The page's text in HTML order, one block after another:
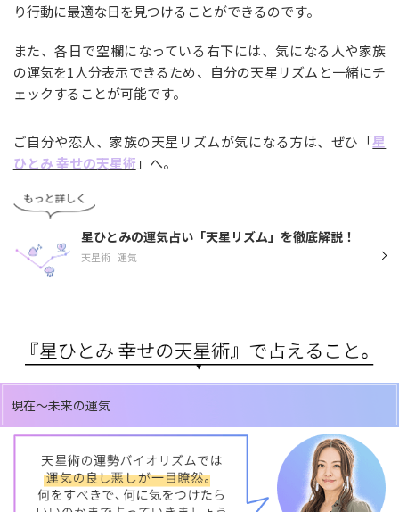
り行動に最適な日を見つけることができるのです。
また、各日で空欄になっている右下には、気になる人や家族
の運気を1人分表示できるため、自分の天星リズムと一緒にチ
ェックすることが可能です。
ご自分や恋人、家族の天星リズムが気になる方は、ぜひ「星
ひとみ 幸せの天星術 」へ。
星ひとみの運気占い「天星リズム」を徹底解説！
天星術 運気
現在～未来の運気